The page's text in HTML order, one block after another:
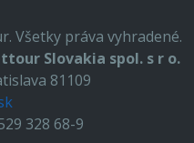
Všetky práva vyhradené.
Slovakia spol. s r o.
81109
328 68-9